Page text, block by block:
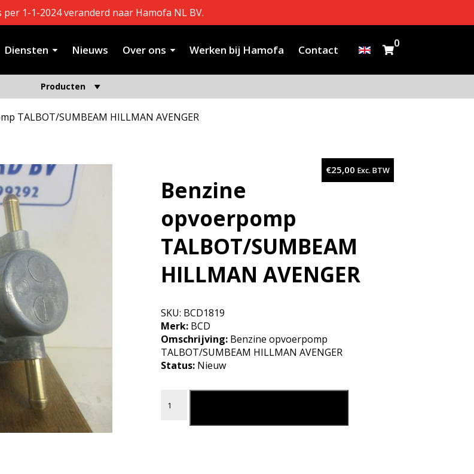
per 1-1-2024 veranderd naar Hamofa NL BV.
Diensten Nieuws Over ons Werken bij Hamofa Contact
0
Producten
TALBOT/SUMBEAM HILLMAN AVENGER
Benzine
opvoerpomp
TALBOT/SUMBEAM
HILLMAN AVENGER
€25,00 Exc. BTW
SKU: BCD1819
Merk: BCD
Omschrijving: Benzine opvoerpomp
TALBOT/SUMBEAM HILLMAN AVENGER
Status: Nieuw